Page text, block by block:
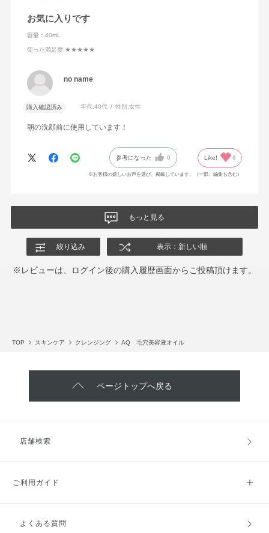
お気に入りです
容量：40mL
使った満足度:★★★★★
no name
購入確認済み 年代:40代 性別:女性
朝の洗顔前に使用しています！
参考になった 0 Like! 0
※お客様の嬉しいお声を選び、掲載しています。（一部、編集も含む）
もっと見る
絞り込み 表示：新しい順
※レビューは、ログイン後の購入履歴画面からご投稿頂けます。
TOP スキンケア クレンジング AQ 毛穴美容液オイル
ページトップへ戻る
店舗検索
ご利用ガイド
ご利用ガイドトップ
よくある質問